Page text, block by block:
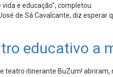
e educação”, completou.
de Sá Cavalcante, diz
educativo a
itinerante BuZum!